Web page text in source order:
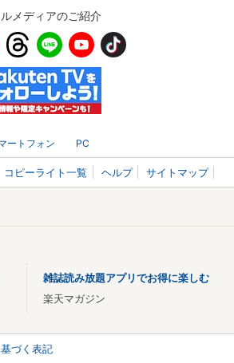
メディアのご紹介
ートフォン PC
コピーライト一覧 ヘルプ サイトマップ
雑誌読み放題アプリでお得に楽しむ
楽天マガジン
づく表記